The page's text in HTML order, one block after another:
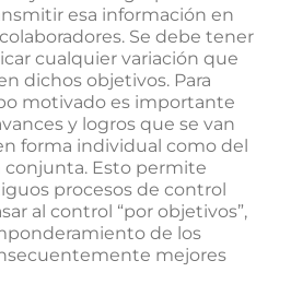
esa información en
Se debe tener
cualquier variación que
dichos objetivos. Para
motivado es importante
y logros que se van
forma individual como del
conjunta. Esto permite
procesos de control
al control “por objetivos”,
de los
mejores